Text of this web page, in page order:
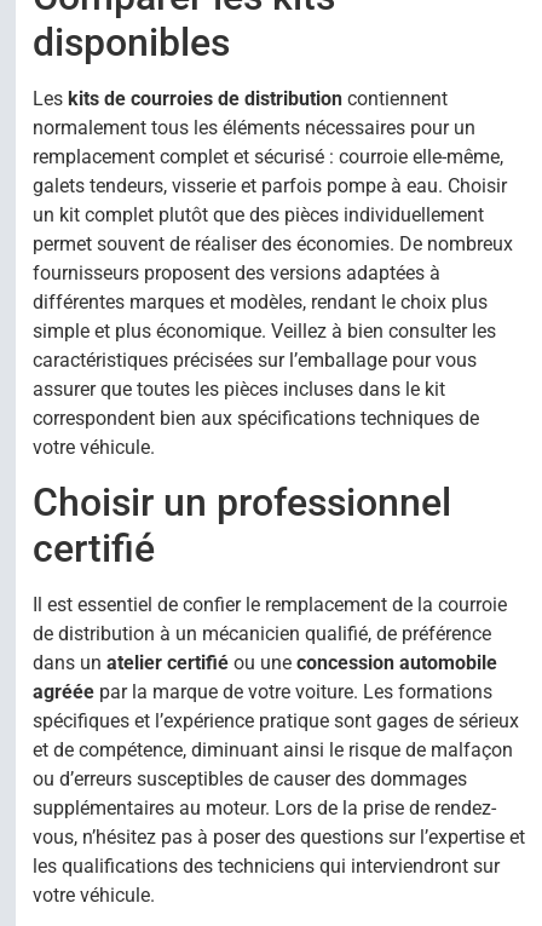
disponibles
Les kits de courroies de distributioncontiennent
normalement tous les éléments nécessaires pour un
remplacement complet et sécurisé : courroie elle-même,
galets tendeurs, visserie et parfois pompe à eau. Choisir
un kit complet plutôt que des pièces individuellement
permet souvent de réaliser des économies. De nombreux
fournisseurs proposent des versions adaptées à
différentes marques et modèles, rendant le choix plus
simple et plus économique. Veillez à bien consulter les
caractéristiques précisées sur l’emballage pour vous
assurer que toutes les pièces incluses dans le kit
correspondent bien aux spécifications techniques de
votre véhicule.
Choisir un professionnel
certifié
Il est essentiel de confier le remplacement de la courroie
de distribution à un mécanicien qualifié, de préférence
dans un atelier certifiéou une concession automobile
agrééepar la marque de votre voiture. Les formations
spécifiques et l’expérience pratique sont gages de sérieux
et de compétence, diminuant ainsi le risque de malfaçon
ou d’erreurs susceptibles de causer des dommages
supplémentaires au moteur. Lors de la prise de rendez-
vous, n’hésitez pas à poser des questions sur l’expertise et
les qualifications des techniciens qui interviendront sur
votre véhicule.